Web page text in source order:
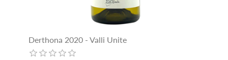
Derthona 2020 - Valli Unite